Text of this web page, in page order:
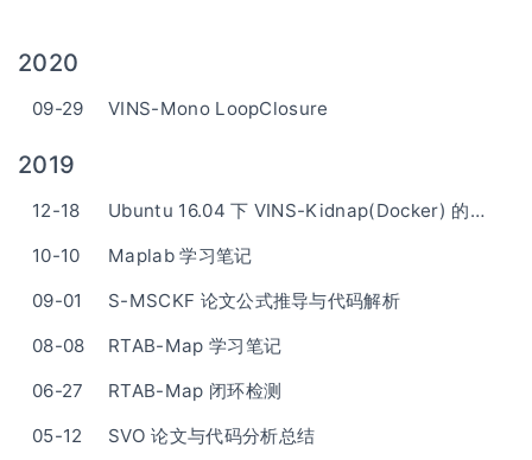
2020
09-29 VINS-Mono LoopClosure
2019
12-18
Ubuntu 16.04 下 VINS-Kidnap(Docker) 的安装和使用
10-10
Maplab 学习笔记
09-01
S-MSCKF 论文公式推导与代码解析
08-08
RTAB-Map 学习笔记
06-27
RTAB-Map 闭环检测
05-12
SVO 论文与代码分析总结